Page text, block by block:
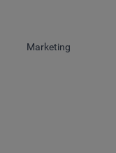
Marketing